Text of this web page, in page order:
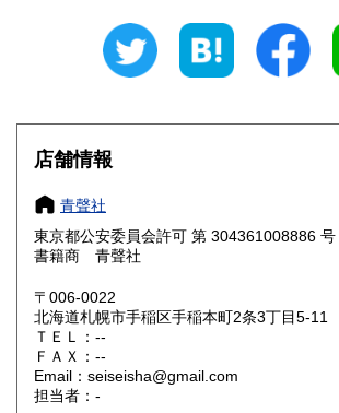
200円 三重県
大阪府
奈良県
鳥取県 200円 島根県
岡山県
山口県
香川県
店舗情報
青聲社
東京都公安委員会許可 第 304361008886 号
書籍商 青聲社
〒006-0022
北海道札幌市手稲区手稲本町2条3丁目5-11
ＴＥＬ：--
ＦＡＸ：--
Email：seiseisha@gmail.com
担当者：-